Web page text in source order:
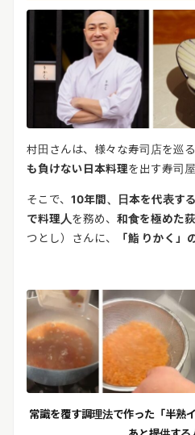
村田さんは、様々な寿司店を巡
も負けない日本料理を出す寿司
そこで、 10年間、日本を代表す
で料理人を務め、 和食を極めた
つとし）
さんに、 「鮨 りかく」
常識を覆す調理法で作った「半熟